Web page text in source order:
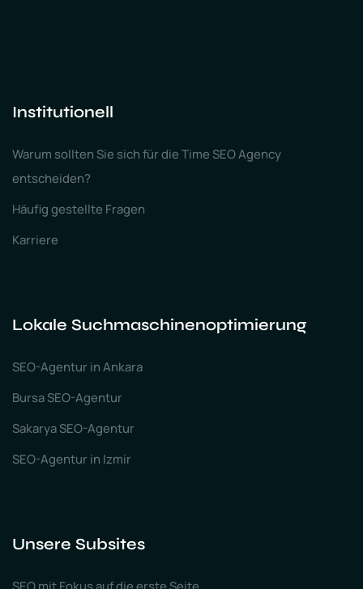
Institutionell
Warum sollten Sie sich für die Time SEO Agency
entscheiden?
Häufig gestellte Fragen
Karriere
Lokale Suchmaschinenoptimierung
SEO-Agentur in Ankara
Bursa SEO-Agentur
Sakarya SEO-Agentur
SEO-Agentur in Izmir
Unsere Subsites